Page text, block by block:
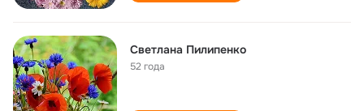
Светлана Пилипенко
52 года